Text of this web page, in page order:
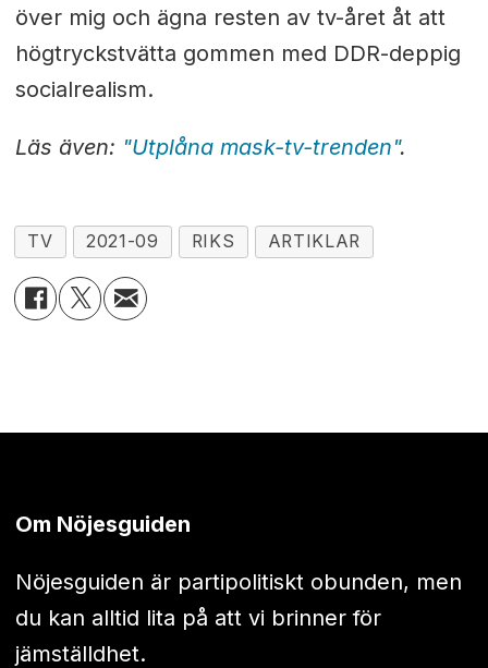
över mig och ägna resten av tv-året åt att
högtryckstvätta gommen med DDR-deppig
socialrealism.
Läs även: "Utplåna mask-tv-trenden".
TV 2021-09 RIKS ARTIKLAR
Om Nöjesguiden
Nöjesguiden är partipolitiskt obunden, men
du kan alltid lita på att vi brinner för
jämställdhet.